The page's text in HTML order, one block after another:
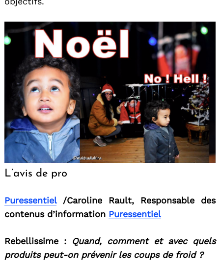
L’avis de pro
Puressentiel/Caroline Rault, Responsable des
contenus d’information Puressentiel
Rebellissime : Quand, comment et avec quels
produits peut-on prévenir les coups de froid ?